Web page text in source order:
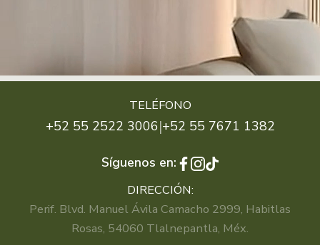
TELÉFONO
+52 55 2522 3006|+52 55 7671 1382
Síguenos en:
DIRECCIÓN:
Perif. Blvd. Manuel Ávila Camacho 2999, Habitlas
Rosas, 54060 Tlalnepantla, Méx.